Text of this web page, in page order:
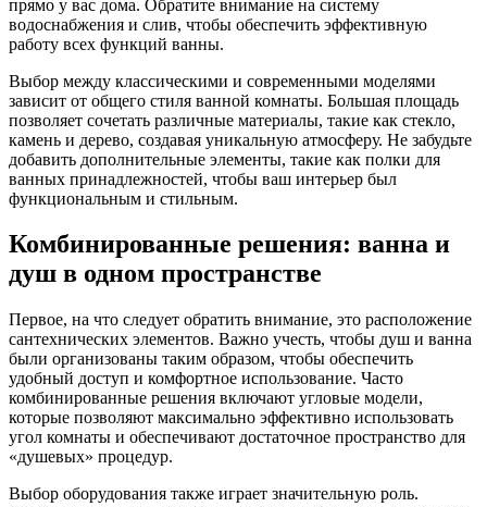
прямо у вас дома. Обратите внимание на систему
водоснабжения и слив, чтобы обеспечить эффективную
работу всех функций ванны.
Выбор между классическими и современными моделями
зависит от общего стиля ванной комнаты. Большая площадь
позволяет сочетать различные материалы, такие как стекло,
камень и дерево, создавая уникальную атмосферу. Не забудьте
добавить дополнительные элементы, такие как полки для
ванных принадлежностей, чтобы ваш интерьер был
функциональным и стильным.
Комбинированные решения: ванна и
душ в одном пространстве
Первое, на что следует обратить внимание, это расположение
сантехнических элементов. Важно учесть, чтобы душ и ванна
были организованы таким образом, чтобы обеспечить
удобный доступ и комфортное использование. Часто
комбинированные решения включают угловые модели,
которые позволяют максимально эффективно использовать
угол комнаты и обеспечивают достаточное пространство для
«душевых» процедур.
Выбор оборудования также играет значительную роль.